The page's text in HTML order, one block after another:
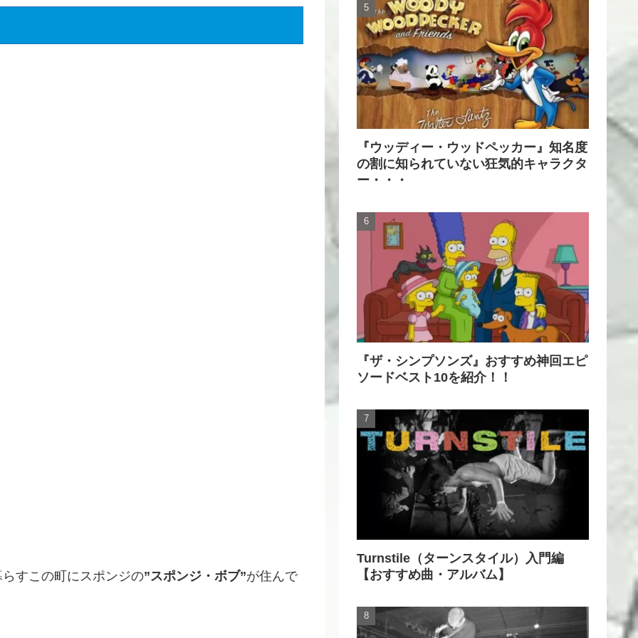
すこの町にスポンジの”スポンジ・ボブ”が住んで
『ウッディー・ウッドペッカー』知名度
の割に知られていない狂気的キャラクタ
ー・・・
『ザ・シンプソンズ』おすすめ神回エピ
ソードベスト10を紹介！！
Turnstile（ターンスタイル）入門編
【おすすめ曲・アルバム】